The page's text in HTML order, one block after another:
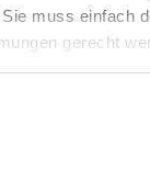
muss einfach
gerecht
GmbH
die mit dem
den Top Playern,
geht. Als Teil der
Familie